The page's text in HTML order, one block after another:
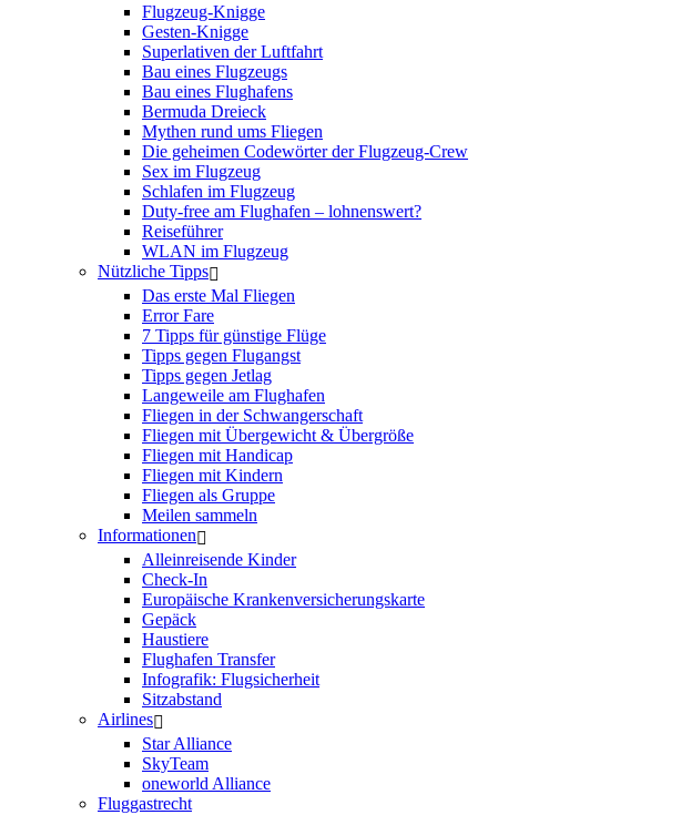
Flugzeug-Knigge
Gesten-Knigge
Superlativen der Luftfahrt
Bau eines Flugzeugs
Bau eines Flughafens
Bermuda Dreieck
Mythen rund ums Fliegen
Die geheimen Codewörter der Flugzeug-Crew
Sex im Flugzeug
Schlafen im Flugzeug
Duty-free am Flughafen – lohnenswert?
Reiseführer
WLAN im Flugzeug
Nützliche Tipps
Das erste Mal Fliegen
Error Fare
7 Tipps für günstige Flüge
Tipps gegen Flugangst
Tipps gegen Jetlag
Langeweile am Flughafen
Fliegen in der Schwangerschaft
Fliegen mit Übergewicht & Übergröße
Fliegen mit Handicap
Fliegen mit Kindern
Fliegen als Gruppe
Meilen sammeln
Informationen
Alleinreisende Kinder
Check-In
Europäische Krankenversicherungskarte
Gepäck
Haustiere
Flughafen Transfer
Infografik: Flugsicherheit
Sitzabstand
Airlines
Star Alliance
SkyTeam
oneworld Alliance
Fluggastrecht